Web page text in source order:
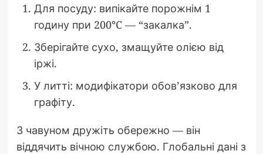
Для посуду: випікайте порожнім 1
годину при 200°C — “закалка”.
Зберігайте сухо, змащуйте олією від
іржі.
У литті: модифікатори обов’язково для
графіту.
З чавуном дружіть обережно — він
віддячить вічною службою. Глобальні дані з